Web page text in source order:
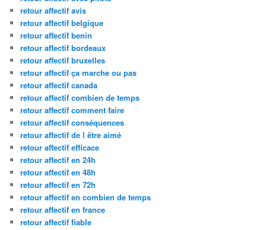
retour affectif avis
retour affectif belgique
retour affectif benin
retour affectif bordeaux
retour affectif bruxelles
retour affectif ça marche ou pas
retour affectif canada
retour affectif combien de temps
retour affectif comment faire
retour affectif conséquences
retour affectif de l être aimé
retour affectif efficace
retour affectif en 24h
retour affectif en 48h
retour affectif en 72h
retour affectif en combien de temps
retour affectif en france
retour affectif fiable